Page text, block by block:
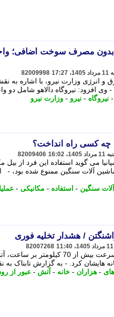
بدون مصرف سوخت اضافی؛
82009998
وزارت نیرو، با اشاره به
افزود: نیروگاه دالاهو شامل دو
- نیروگاه - نیرو - وزارت نیرو
چه کسی راه انداخت؟
82009406
می گوید استفاده این فرد از بیل
آلات سنگین ممنوع شده بود، -
سنگین - استفاده - مکانیکی -
/ هشدار تخلیه فوری
82007268
در میان وزش بادهای سهمگین با
هایشان کرد. - به گزارش تابناک به
- هزاران - خانه - آتش - عبور از